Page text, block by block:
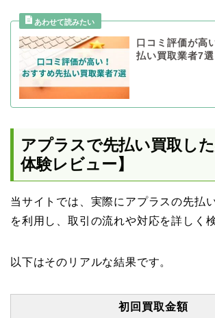
口コミ評価が高
払い買取業者7選
アプラスで先払い買取し
体験レビュー】
当サイトでは、実際にアプラスの先払
を利用し、取引の流れや対応を詳しく
以下はそのリアルな結果です。
初回買取金額